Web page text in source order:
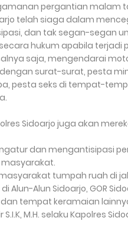
pergantian malam
telah siaga dalam
dan tak segan-segan
hukum apabila terjadi
saja, mengendarai
surat-surat, pesta
pesta seks di tempat-
Sidoarjo juga akan
dan mengantisipasi
masyarakat.
tumpah ruah di
Alun-Alun Sidoarjo, GOR
tempat keramaian
S.I.K, M.H. selaku Kapolres